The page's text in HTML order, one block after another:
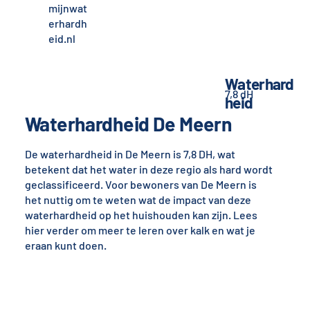
mijnwat
erhardh
eid.nl
Waterhardheid De Meern
De waterhardheid in De Meern is 7,8 DH, wat
betekent dat het water in deze regio als hard wordt
geclassificeerd. Voor bewoners van De Meern is
het nuttig om te weten wat de impact van deze
waterhardheid op het huishouden kan zijn. Lees
hier verder om meer te leren over kalk en wat je
eraan kunt doen.
Waterhard
heid
7,8 dH